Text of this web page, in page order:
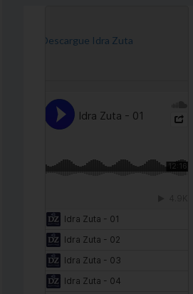
[Descargue Idra Zuta